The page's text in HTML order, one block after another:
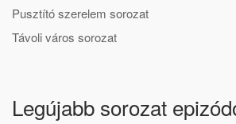
Pusztító szerelem sorozat
Távoli város sorozat
Legújabb sorozat